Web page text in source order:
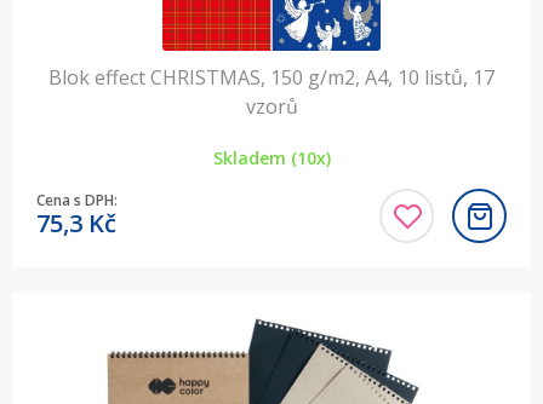
Blok effect CHRISTMAS, 150 g/m2, A4, 10 listů, 17
vzorů
Skladem (10x)
Cena s DPH:
75,3 Kč